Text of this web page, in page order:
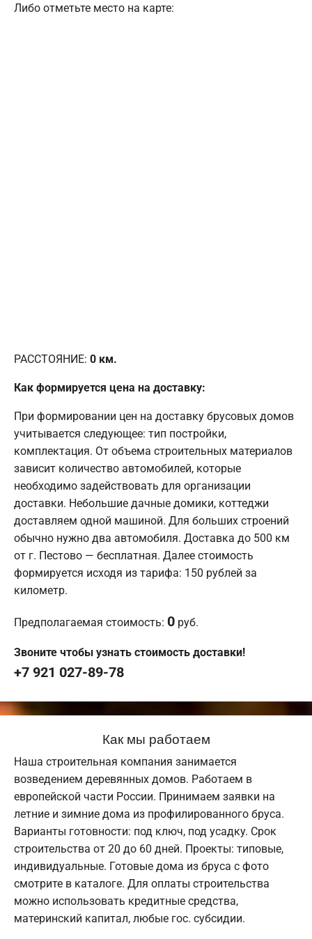
Либо отметьте место на карте:
РАССТОЯНИЕ: 0 км.
Как формируется цена на доставку:
При формировании цен на доставку брусовых домов
учитывается следующее: тип постройки,
комплектация. От объема строительных материалов
зависит количество автомобилей, которые
необходимо задействовать для организации
доставки. Небольшие дачные домики, коттеджи
доставляем одной машиной. Для больших строений
обычно нужно два автомобиля. Доставка до 500 км
от г. Пестово — бесплатная. Далее стоимость
формируется исходя из тарифа: 150 рублей за
километр.
Предполагаемая стоимость: 0 руб.
Звоните чтобы узнать стоимость доставки!
+7 921 027-89-78
Как мы работаем
Наша строительная компания занимается
возведением деревянных домов. Работаем в
европейской части России. Принимаем заявки на
летние и зимние дома из профилированного бруса.
Варианты готовности: под ключ, под усадку. Срок
строительства от 20 до 60 дней. Проекты: типовые,
индивидуальные. Готовые дома из бруса с фото
смотрите в каталоге. Для оплаты строительства
можно использовать кредитные средства,
материнский капитал, любые гос. субсидии.